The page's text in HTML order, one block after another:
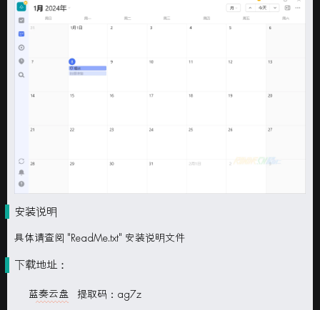
安装说明
具体请查阅 "ReadMe.txt" 安装说明文件
下载地址：
蓝奏云盘 提取码：ag7z